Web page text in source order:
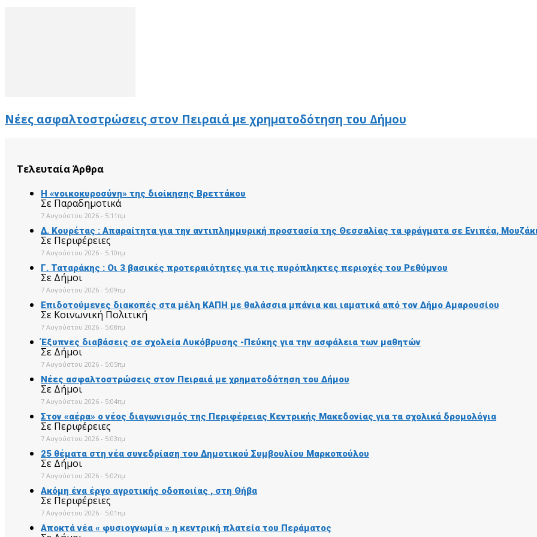
Νέες ασφαλτοστρώσεις στον Πειραιά με χρηματοδότηση του Δήμου
Τελευταία Άρθρα
Η «νοικοκυροσύνη» της διοίκησης Βρεττάκου
Σε Παραδημοτικά
7 Αυγούστου 2026 - 5:11πμ
Δ. Κουρέτας : Απαραίτητα για την αντιπλημμυρική προστασία της Θεσσαλίας τα φράγματα σε Ενιπέα,
Σε Περιφέρειες
7 Αυγούστου 2026 - 5:10πμ
Γ. Ταταράκης : Οι 3 βασικές προτεραιότητες για τις πυρόπληκτες περιοχές του Ρεθύμνου
Σε Δήμοι
7 Αυγούστου 2026 - 5:09πμ
Επιδοτούμενες διακοπές στα μέλη ΚΑΠΗ με θαλάσσια μπάνια και ιαματικά από τον Δήμο Αμαρουσίου
Σε Κοινωνική Πολιτική
7 Αυγούστου 2026 - 5:08πμ
Έξυπνες διαβάσεις σε σχολεία Λυκόβρυσης -Πεύκης για την ασφάλεια των μαθητών
Σε Δήμοι
7 Αυγούστου 2026 - 5:05πμ
Νέες ασφαλτοστρώσεις στον Πειραιά με χρηματοδότηση του Δήμου
Σε Δήμοι
7 Αυγούστου 2026 - 5:04πμ
Στον «αέρα» ο νέος διαγωνισμός της Περιφέρειας Κεντρικής Μακεδονίας για τα σχολικά δρομολόγια
Σε Περιφέρειες
7 Αυγούστου 2026 - 5:03πμ
25 θέματα στη νέα συνεδρίαση του Δημοτικού Συμβουλίου Μαρκοπούλου
Σε Δήμοι
7 Αυγούστου 2026 - 5:02πμ
Ακόμη ένα έργο αγροτικής οδοποιίας , στη Θήβα
Σε Περιφέρειες
7 Αυγούστου 2026 - 5:01πμ
Αποκτά νέα « φυσιογνωμία » η κεντρική πλατεία του Περάματος